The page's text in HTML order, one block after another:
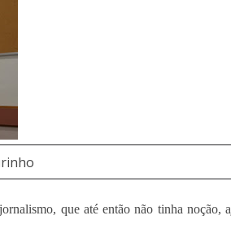
que até então não tinha noção,